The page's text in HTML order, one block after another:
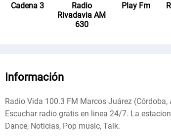
Cadena 3
Radio
Rivadavia AM
630
Play Fm
Información
Radio Vida 100.3 FM Marcos Juárez (Córdoba,
Escuchar radio gratis en linea 24/7. La
Dance, Noticias, Pop music, Talk.